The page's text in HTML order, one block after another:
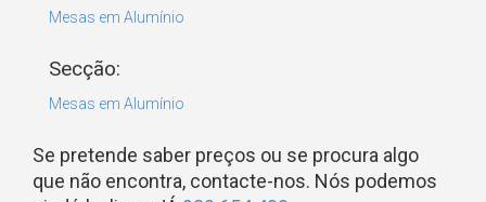
Mesas em Alumínio
Secção:
Mesas em Alumínio
Se pretende saber preços ou se procura algo
que não encontra, contacte-nos. Nós podemos